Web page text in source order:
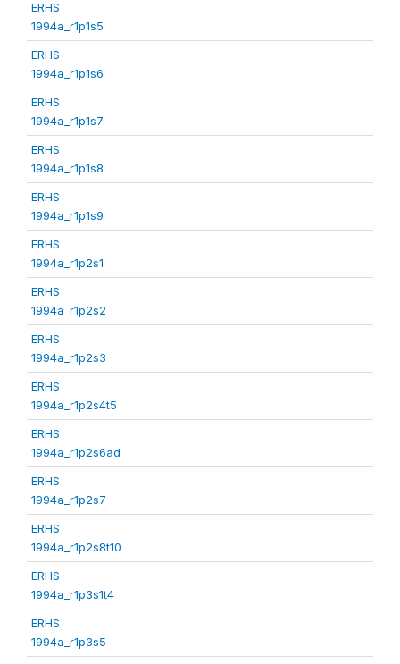
ERHS
1994a_r1p1s5
ERHS
1994a_r1p1s6
ERHS
1994a_r1p1s7
ERHS
1994a_r1p1s8
ERHS
1994a_r1p1s9
ERHS
1994a_r1p2s1
ERHS
1994a_r1p2s2
ERHS
1994a_r1p2s3
ERHS
1994a_r1p2s4t5
ERHS
1994a_r1p2s6ad
ERHS
1994a_r1p2s7
ERHS
1994a_r1p2s8t10
ERHS
1994a_r1p3s1t4
ERHS
1994a_r1p3s5